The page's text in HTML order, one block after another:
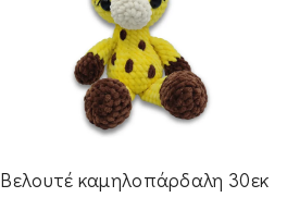
Βελουτέ καμηλοπάρδαλη 30εκ